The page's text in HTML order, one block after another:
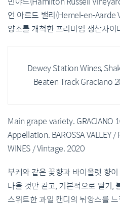
언 아르드 밸리(Hemel-en-Aarde
양조를 개척한 프리미엄 생산자이
Dewey Station Wines,
Beaten Track Graciano
Main grape variety. GRACIANO
Appellation. BAROSSA VALLEY /
WINES / Vintage. 2020
부케와 같은 꽃향과 바이올렛 향
나올 것만 같고, 기본적으로 딸기,
스위트한 과일 캔디의 뉘앙스를